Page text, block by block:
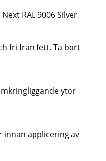
dagar innan applicering av
3 minuter. Provspraya för att
kontrollera färg och
med 2–4 minuters mellanrum.
Skaka burken lätt mellan varje
RAL 9006 Silver
fri från fett. Ta bort
ytor
innan applicering av